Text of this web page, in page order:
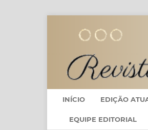
INÍCIO EDIÇÃO
EQUIPE EDITORIAL